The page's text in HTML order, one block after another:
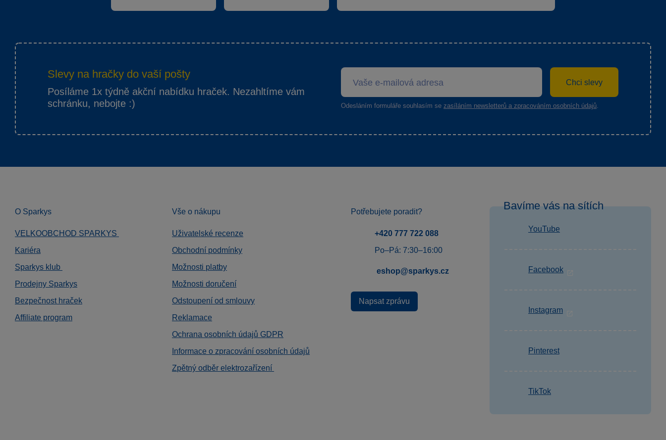
Slevy na hračky do vaší pošty
Posíláme 1x týdně akční nabídku hraček. Nezahltíme vám
schránku, nebojte :)
Chci slevy
Odesláním formuláře souhlasím se zasíláním newsletterů a zpracováním osobních údajů
O Sparkys
VELKOOBCHOD SPARKYS
Kariéra
Sparkys klub
Prodejny Sparkys
Bezpečnost hraček
Affiliate program
Vše o nákupu
Uživatelské recenze
Obchodní podmínky
Možnosti platby
Možnosti doručení
Odstoupení od smlouvy
Reklamace
Ochrana osobních údajů GDPR
Informace o zpracování osobních údajů
Zpětný odběr elektrozařízení
Potřebujete poradit?
+420 777 722 088
Po–Pá: 7:30–16:00
eshop@sparkys.cz
Napsat zprávu
Bavíme vás na sítích
YouTube
Facebook
Instagram
Pinterest
TikTok